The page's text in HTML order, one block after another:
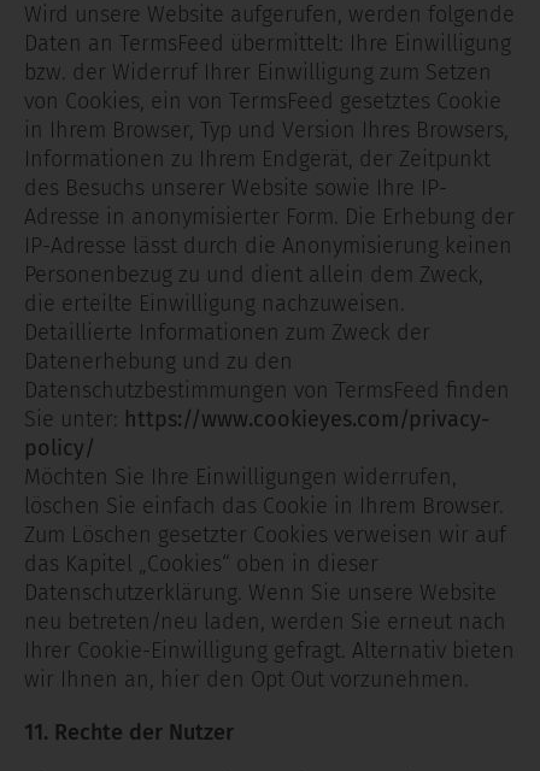
Wird unsere Website aufgerufen, werden folgende
Daten an TermsFeed übermittelt: Ihre Einwilligung
bzw. der Widerruf Ihrer Einwilligung zum Setzen
von Cookies, ein von TermsFeed gesetztes Cookie
in Ihrem Browser, Typ und Version Ihres Browsers,
Informationen zu Ihrem Endgerät, der Zeitpunkt
des Besuchs unserer Website sowie Ihre IP-
Adresse in anonymisierter Form. Die Erhebung der
IP-Adresse lässt durch die Anonymisierung keinen
Personenbezug zu und dient allein dem Zweck,
die erteilte Einwilligung nachzuweisen.
Detaillierte Informationen zum Zweck der
Datenerhebung und zu den
Datenschutzbestimmungen von TermsFeed finden
Sie unter: https://www.cookieyes.com/privacy-
policy/
Möchten Sie Ihre Einwilligungen widerrufen,
löschen Sie einfach das Cookie in Ihrem Browser.
Zum Löschen gesetzter Cookies verweisen wir auf
das Kapitel „Cookies“ oben in dieser
Datenschutzerklärung. Wenn Sie unsere Website
neu betreten/neu laden, werden Sie erneut nach
Ihrer Cookie-Einwilligung gefragt. Alternativ bieten
wir Ihnen an, hier den Opt Out vorzunehmen.
11. Rechte der Nutzer